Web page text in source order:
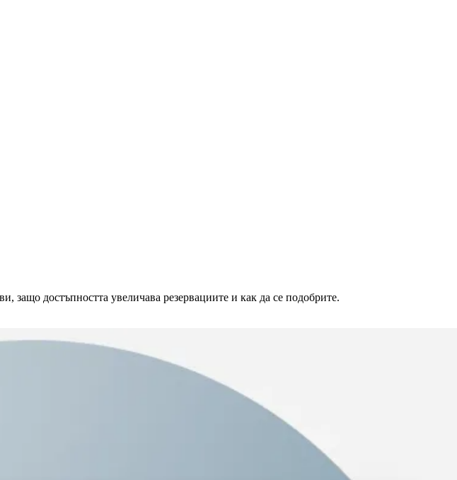
достъпността увеличава резервациите и как да се подобрите.